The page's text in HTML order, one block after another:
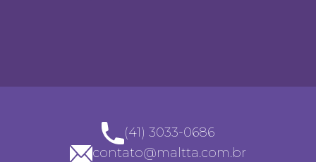
(41) 3033-0686
contato@maltta.com.br